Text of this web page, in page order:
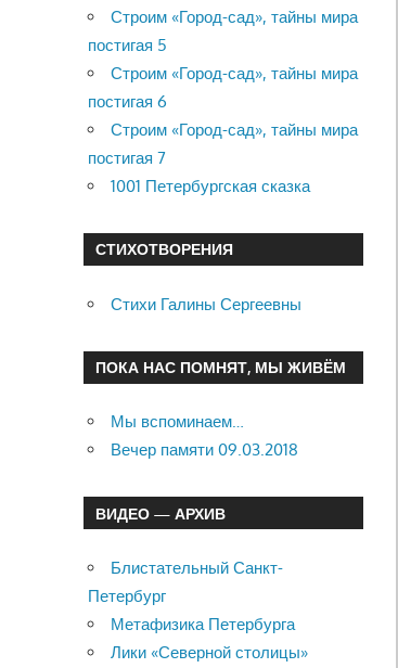
Строим «Город-сад», тайны мира
постигая 5
Строим «Город-сад», тайны мира
постигая 6
Строим «Город-сад», тайны мира
постигая 7
1001 Петербургская сказка
СТИХОТВОРЕНИЯ
Стихи Галины Сергеевны
ПОКА НАС ПОМНЯТ, МЫ ЖИВЁМ
Мы вспоминаем…
Вечер памяти 09.03.2018
ВИДЕО — АРХИВ
Блистательный Санкт-
Петербург
Метафизика Петербурга
Лики «Северной столицы»